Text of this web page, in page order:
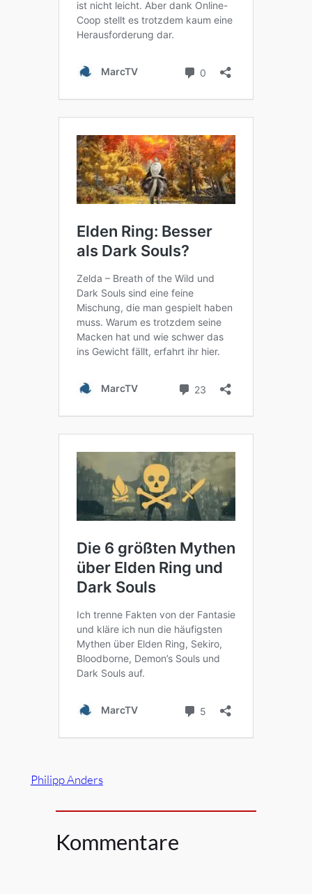
Philipp Anders
Kommentare